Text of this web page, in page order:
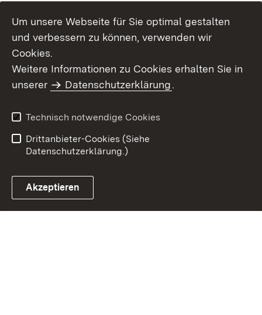
Benutzungshinweise
Erklärung zur
Um unsere Webseite für Sie optimal gestalten
und verbessern zu können, verwenden wir
Cookies.
Weitere Informationen zu Cookies erhalten Sie in
unserer
Datenschutzerklärung.
Technisch notwendige Cookies
Drittanbieter-Cookies (Siehe
Datenschutzerklärung.)
Akzeptieren